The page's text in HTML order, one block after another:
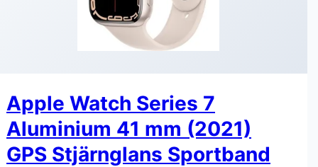
Apple Watch Series 7
Aluminium 41 mm (2021)
GPS Stjärnglans Sportband